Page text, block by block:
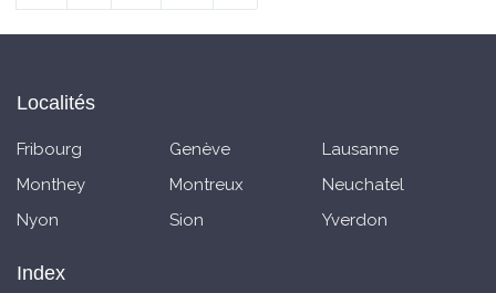
Localités
Fribourg Genève
Lausanne
Monthey
Montreux
Neuchatel
Nyon
Sion Yverdon
Index